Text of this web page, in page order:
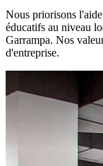
Nous priorisons
éducatifs au niveau
Garrampa. Nos
d'entreprise.